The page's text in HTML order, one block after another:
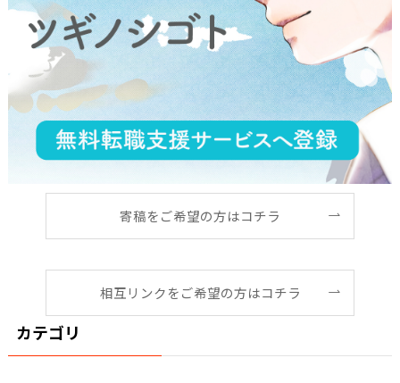
寄稿をご希望の方はコチラ
相互リンクをご希望の方はコチラ
カテゴリ